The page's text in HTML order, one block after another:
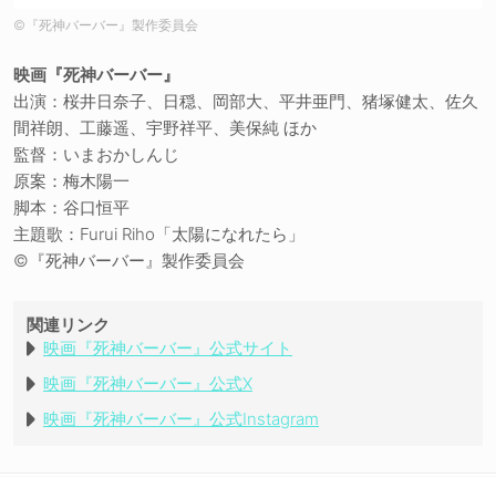
©︎『死神バーバー』製作委員会
映画『死神バーバー』
出演：桜井日奈子、日穏、岡部大、平井亜門、猪塚健太、佐久
間祥朗、工藤遥、宇野祥平、美保純 ほか
監督：いまおかしんじ
原案：梅木陽一
脚本：谷口恒平
主題歌：Furui Riho「太陽になれたら」
©︎『死神バーバー』製作委員会
関連リンク
映画『死神バーバー』公式サイト
映画『死神バーバー』公式X
映画『死神バーバー』公式Instagram